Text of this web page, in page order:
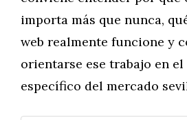
importa más que nunca,
web realmente funcione y
orientarse ese trabajo en
específico del mercado